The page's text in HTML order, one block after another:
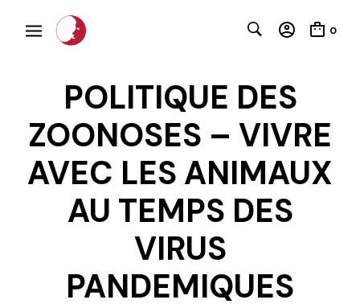
0
POLITIQUE DES
ZOONOSES – VIVRE
AVEC LES ANIMAUX
AU TEMPS DES
VIRUS
PANDEMIQUES